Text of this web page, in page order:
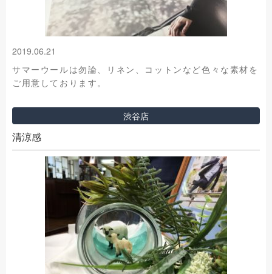
2019.06.21
サマーウールは勿論、リネン、コットンなど色々な素材を
ご用意しております。
渋谷店
清涼感